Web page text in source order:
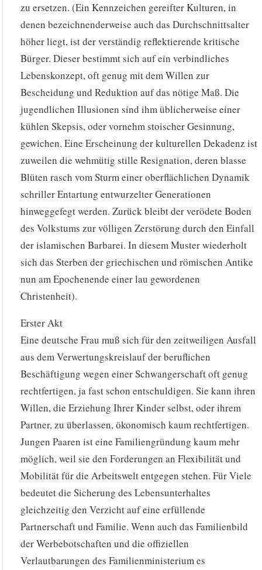
zu ersetzen. (Ein Kennzeichen gereifter Kulturen, in
denen bezeichnenderweise auch das Durchschnittsalter
höher liegt, ist der verständig reflektierende kritische
Bürger. Dieser bestimmt sich auf ein verbindliches
Lebenskonzept, oft genug mit dem Willen zur
Bescheidung und Reduktion auf das nötige Maß. Die
jugendlichen Illusionen sind ihm üblicherweise einer
kühlen Skepsis, oder vornehm stoischer Gesinnung,
gewichen. Eine Erscheinung der kulturellen Dekadenz ist
zuweilen die wehmütig stille Resignation, deren blasse
Blüten rasch vom Sturm einer oberflächlichen Dynamik
schriller Entartung entwurzelter Generationen
hinweggefegt werden. Zurück bleibt der verödete Boden
des Volkstums zur völligen Zerstörung durch den Einfall
der islamischen Barbarei. In diesem Muster wiederholt
sich das Sterben der griechischen und römischen Antike
nun am Epochenende einer lau gewordenen
Christenheit).
Erster Akt
Eine deutsche Frau muß sich für den zeitweiligen Ausfall
aus dem Verwertungskreislauf der beruflichen
Beschäftigung wegen einer Schwangerschaft oft genug
rechtfertigen, ja fast schon entschuldigen. Sie kann ihren
Willen, die Erziehung Ihrer Kinder selbst, oder ihrem
Partner, zu überlassen, ökonomisch kaum rechtfertigen.
Jungen Paaren ist eine Familiengründung kaum mehr
möglich, weil sie den Forderungen an Flexibilität und
Mobilität für die Arbeitswelt entgegen stehen. Für Viele
bedeutet die Sicherung des Lebensunterhaltes
gleichzeitig den Verzicht auf eine erfüllende
Partnerschaft und Familie. Wenn auch das Familienbild
der Werbebotschaften und die offiziellen
Verlautbarungen des Familienministerium es